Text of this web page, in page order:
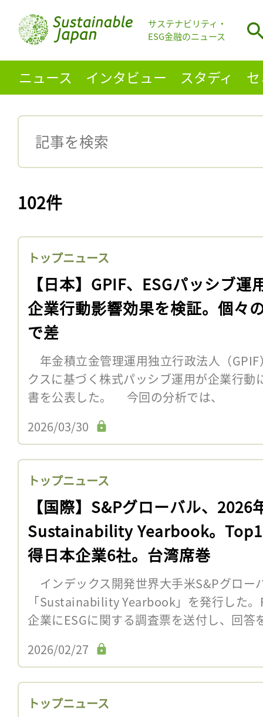
サステナビリティ・
ESG金融のニュース
ニュース インタビュー スタディ
102件
トップニュース
【日本】GPIF、ESGパッシブ運
企業行動影響効果を検証。個々
で差
年金積立金管理運用独立行政法人（
クスに基づく株式パッシブ運用が企業行
書を公表した。 今回の分析では、
2026/03/30
トップニュース
【国際】S&Pグローバル、2026
Sustainability Yearbook。
得日本企業6社。台湾席巻
インデックス開発世界大手米S&Pグロー
「Sustainability Yearbook」を発行した
企業にESGに関する調査票を送付し、回
2026/02/27
トップニュース